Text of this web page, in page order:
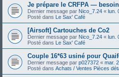
Je prépare le CRFPA —
Dernier message par Nico_7.24 « lun.
Posté dans Le Sax' Café
[Airsoft] Cartouches de Co2
Dernier message par Nico_7.24 « lun.
Posté dans Le Sax' Café
Couple 16*63 usiné pour
Dernier message par p027372 « mar.
Posté dans Achats / Ventes Pièces